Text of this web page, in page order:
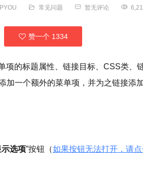
常见问题 暂无评论
赞一个 1334
的标题属性、链接目标、CSS类
一个额外的菜单项，并为之链接添
示选项”按钮（如果按钮无法打开，请